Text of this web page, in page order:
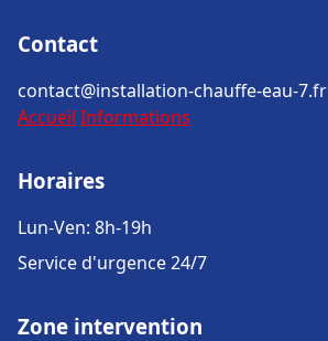
Contact
contact@installation-chauffe-eau-7.fr
Accueil Informations
Horaires
Lun-Ven: 8h-19h
Service d'urgence 24/7
Zone intervention